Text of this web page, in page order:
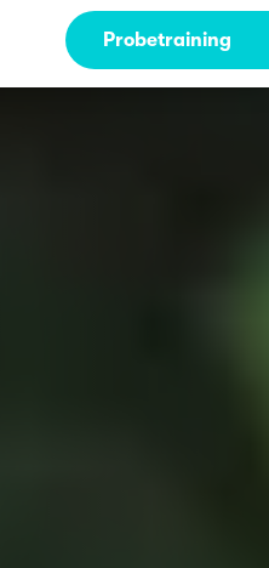
Probetraining